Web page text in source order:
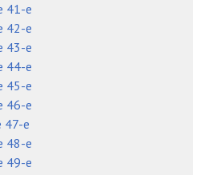
41-е
42-е
43-е
44-е
45-е
46-е
47-е
48-е
49-е